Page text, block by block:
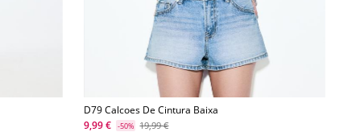
D79 Calcoes De Cintura Baixa
9,99 €
-50% 19,99 €